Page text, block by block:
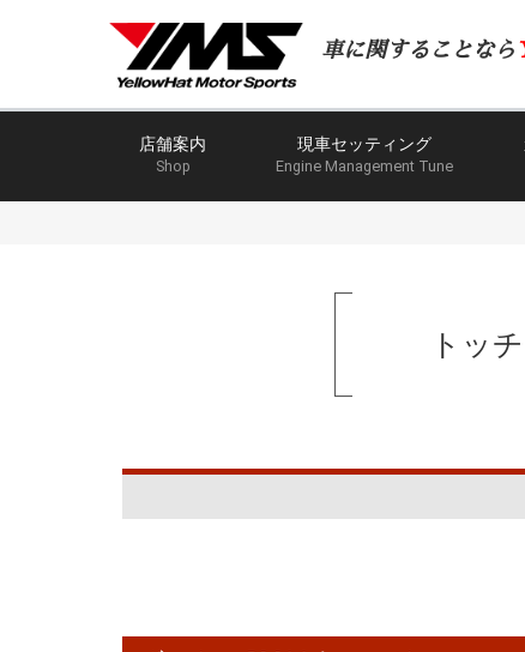
車に関することなら
店舗案内
Shop
現車セッティング
Engine Management Tune
トッ